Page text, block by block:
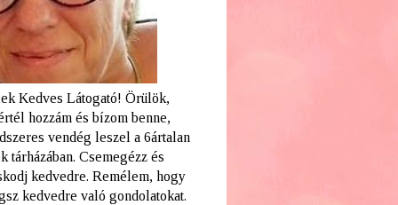
Kedves Látogató! Örülök,
hozzám és bízom benne,
vendég leszel a 6ártalan
tárházában. Csemegézz és
kedvedre. Remélem, hogy
kedvedre való gondolatokat.